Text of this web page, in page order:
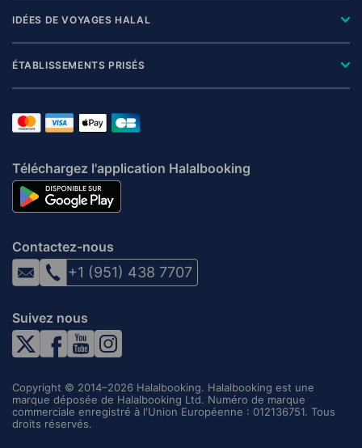
IDÉES DE VOYAGES HALAL
ÉTABLISSEMENTS PRISÉS
Téléchargez l'application Halalbooking
Contactez-nous
+1 (951) 438 7707
Suivez nous
Copyright © 2014–2026 Halalbooking. Halalbooking est une
marque déposée de Halalbooking Ltd. Numéro de marque
commerciale enregistré à l'Union Européenne : 012136751. Tous
droits réservés.